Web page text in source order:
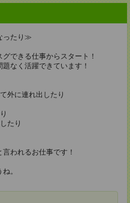
ったり≫
できる仕事からスタート！
なく活躍できています！
外に連れ出したり
たり
われるお仕事です！
。